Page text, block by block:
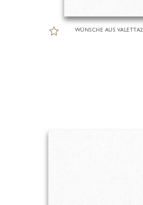
WÜNSCHE AUS VALETTA2